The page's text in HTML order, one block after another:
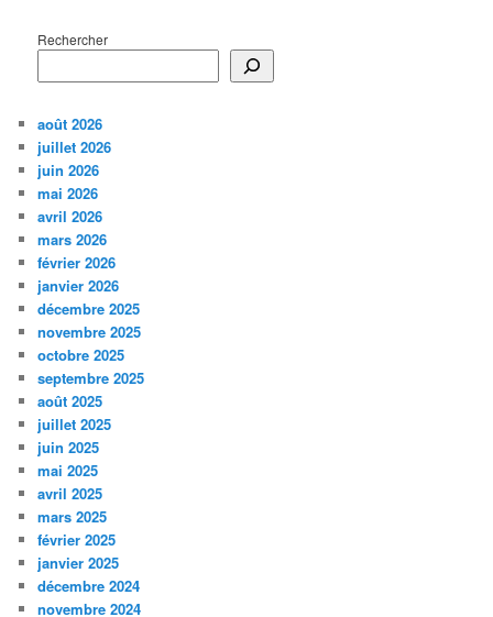
Rechercher
août 2026
juillet 2026
juin 2026
mai 2026
avril 2026
mars 2026
février 2026
janvier 2026
décembre 2025
novembre 2025
octobre 2025
septembre 2025
août 2025
juillet 2025
juin 2025
mai 2025
avril 2025
mars 2025
février 2025
janvier 2025
décembre 2024
novembre 2024